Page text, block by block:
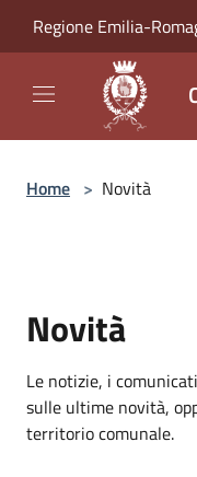
Regione Emilia-
Home > Novità
Novità
Le notizie, i
sulle ultime novità,
territorio comunale.